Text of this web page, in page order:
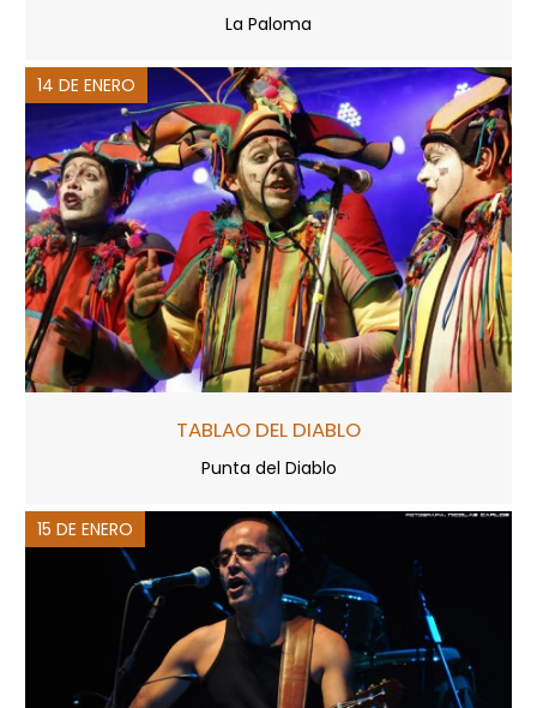
La Paloma
14 DE ENERO
TABLAO DEL DIABLO
Punta del Diablo
15 DE ENERO